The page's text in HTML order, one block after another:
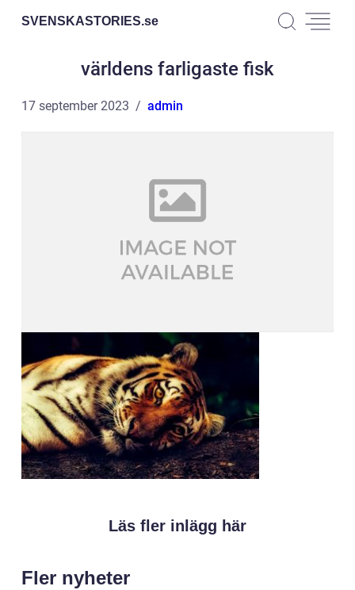
SVENSKASTORIES.se
världens farligaste fisk
17 september 2023 admin
Läs fler inlägg här
Fler nyheter